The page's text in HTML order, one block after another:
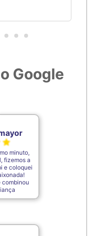
Google
minuto,
fizemos a
e coloquei
combinou